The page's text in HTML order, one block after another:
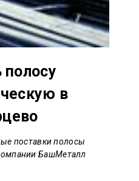
полосу
в
поставки полосы
БашМеталл